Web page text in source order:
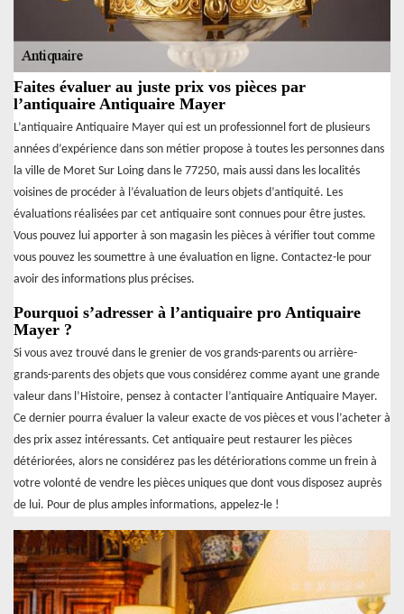
Faites évaluer au juste prix vos pièces par
l’antiquaire Antiquaire Mayer
L’antiquaire Antiquaire Mayer qui est un professionnel fort de plusieurs
années d’expérience dans son métier propose à toutes les personnes dans
la ville de Moret Sur Loing dans le 77250, mais aussi dans les localités
voisines de procéder à l’évaluation de leurs objets d’antiquité. Les
évaluations réalisées par cet antiquaire sont connues pour être justes.
Vous pouvez lui apporter à son magasin les pièces à vérifier tout comme
vous pouvez les soumettre à une évaluation en ligne. Contactez-le pour
avoir des informations plus précises.
Pourquoi s’adresser à l’antiquaire pro Antiquaire
Mayer ?
Si vous avez trouvé dans le grenier de vos grands-parents ou arrière-
grands-parents des objets que vous considérez comme ayant une grande
valeur dans l’Histoire, pensez à contacter l’antiquaire Antiquaire Mayer.
Ce dernier pourra évaluer la valeur exacte de vos pièces et vous l’acheter à
des prix assez intéressants. Cet antiquaire peut restaurer les pièces
détériorées, alors ne considérez pas les détériorations comme un frein à
votre volonté de vendre les pièces uniques que dont vous disposez auprès
de lui. Pour de plus amples informations, appelez-le !